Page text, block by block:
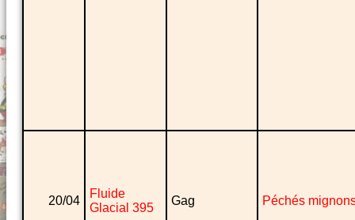
20/04
Fluide
Glacial 395
Gag Péchés